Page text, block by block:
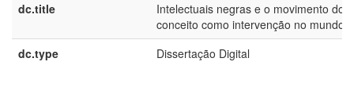
dc.title
Intelectuais negras e o movimento do
conceito como intervenção no mundo
dc.type
Dissertação Digital